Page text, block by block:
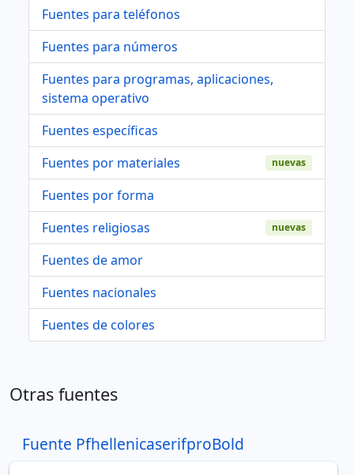
Fuentes para teléfonos
Fuentes para números
Fuentes para programas, aplicaciones,
sistema operativo
Fuentes específicas
Fuentes por materiales
nuevas
Fuentes por forma
Fuentes religiosas
nuevas
Fuentes de amor
Fuentes nacionales
Fuentes de colores
Otras fuentes
Fuente PfhellenicaserifproBold